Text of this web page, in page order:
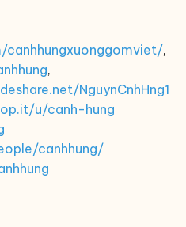
,
,
NguynCnhHng1
u/canh-hung
canhhung/